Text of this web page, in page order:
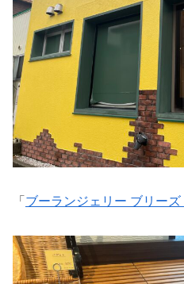
「 ブーランジェリー ブリー